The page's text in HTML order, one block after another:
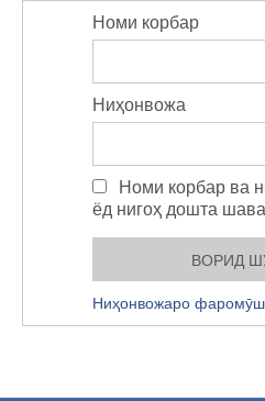
Номи корбар
Ниҳонвожа
Номи корбар ва
ёд нигоҳ дошта
Ниҳонвожаро